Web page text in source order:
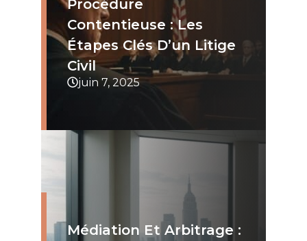
Procédure
Contentieuse : Les
Étapes Clés D’un Litige
Civil
juin 7, 2025
Médiation Et Arbitrage :